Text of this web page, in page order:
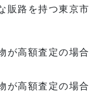
販路を持つ東京市
が高額査定の場合
が高額査定の場合